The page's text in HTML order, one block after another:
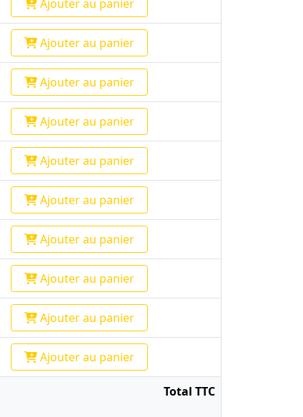
Ajouterau panier
Ajouterau panier
Ajouterau panier
Ajouterau panier
Ajouterau panier
Ajouterau panier
Ajouterau panier
Ajouterau panier
Ajouterau panier
Ajouterau panier
Total TTC